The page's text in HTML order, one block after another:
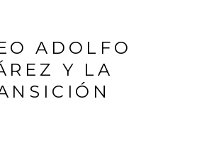
ADOLFO
Y LA